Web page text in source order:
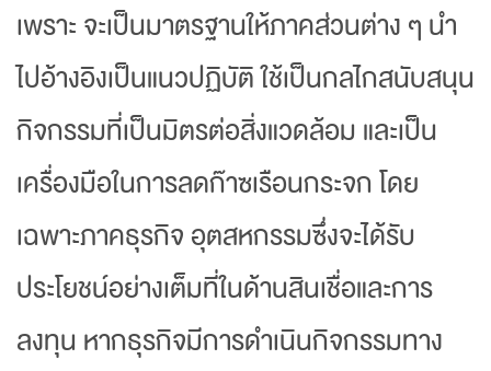
เพราะ จะเป็นมาตรฐานให้ภาคส่วนต่าง ๆ นำ
ไปอ้างอิงเป็นแนวปฏิบัติ ใช้เป็นกลไกสนับสนุน
กิจกรรมที่เป็นมิตรต่อสิ่งแวดล้อม และเป็น
เครื่องมือในการลดก๊าซเรือนกระจก โดย
เฉพาะภาคธุรกิจ อุตสหกรรมซึ่งจะได้รับ
ประโยชน์อย่างเต็มที่ในด้านสินเชื่อและการ
ลงทุน หากธุรกิจมีการดำเนินกิจกรรมทาง